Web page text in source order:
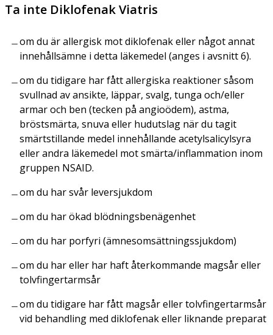
Ta inte Diklofenak Viatris
om du är allergisk mot diklofenak eller något annat
innehållsämne i detta läkemedel (anges i avsnitt 6).
om du tidigare har fått allergiska reaktioner såsom
svullnad av ansikte, läppar, svalg, tunga och/eller
armar och ben (tecken på angioödem), astma,
bröstsmärta, snuva eller hudutslag när du tagit
smärtstillande medel innehållande acetylsalicylsyra
eller andra läkemedel mot smärta/inflammation inom
gruppen NSAID.
om du har svår leversjukdom
om du har ökad blödningsbenägenhet
om du har porfyri (ämnesomsättningssjukdom)
om du har eller har haft återkommande magsår eller
tolvfingertarmsår
om du tidigare har fått magsår eller tolvfingertarmsår
vid behandling med diklofenak eller liknande preparat